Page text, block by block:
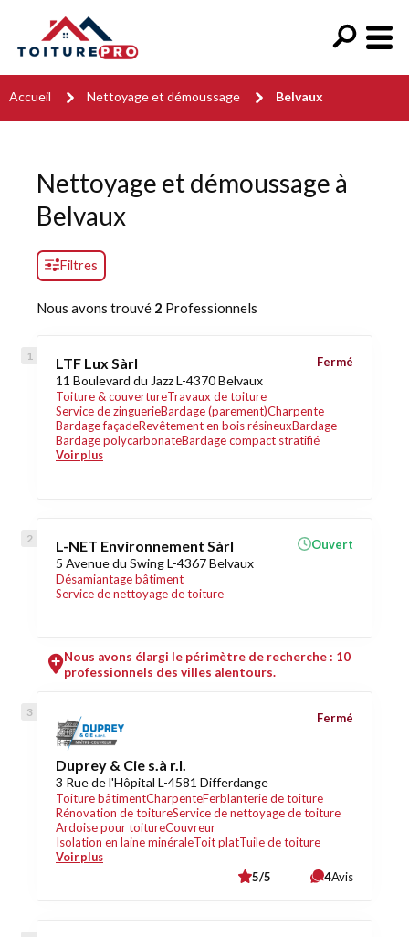
Accueil Nettoyage et démoussage Belvaux
Nettoyage et démoussage à
Belvaux
Filtres
Nous avons trouvé 2 Professionnels
LTF Lux Sàrl
11 Boulevard du Jazz L-4370 Belvaux
Toiture & couvertureTravaux de toiture
Service de zinguerieBardage (parement)Charpente
Bardage façadeRevêtement en bois résineuxBardage
Bardage polycarbonateBardage compact stratifié
Voir plus
Fermé
L-NET Environnement Sàrl
5 Avenue du Swing L-4367 Belvaux
Désamiantage bâtiment
Service de nettoyage de toiture
Ouvert
Nous avons élargi le périmètre de recherche : 10
professionnels des villes alentours.
Duprey & Cie s.à r.l.
3 Rue de l'Hôpital L-4581 Differdange
Toiture bâtimentCharpenteFerblanterie de toiture
Rénovation de toitureService de nettoyage de toiture
Ardoise pour toitureCouvreur
Isolation en laine minéraleToit platTuile de toiture
Voir plus
Fermé
5/5 4Avis